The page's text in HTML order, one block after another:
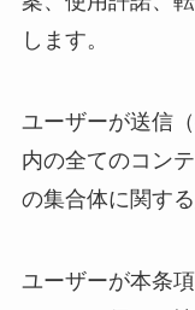
します。
ユーザーが送信
内の全てのコン
の集合体に関す
ユーザーが本条